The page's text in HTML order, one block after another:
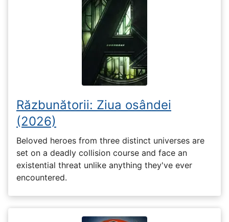
Răzbunătorii: Ziua osândei
(2026)
Beloved heroes from three distinct universes are
set on a deadly collision course and face an
existential threat unlike anything they've ever
encountered.